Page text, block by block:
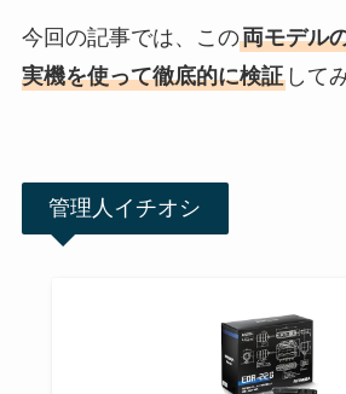
今回の記事では、この両モデル
実機を使って徹底的に検証して
管理人イチオシ